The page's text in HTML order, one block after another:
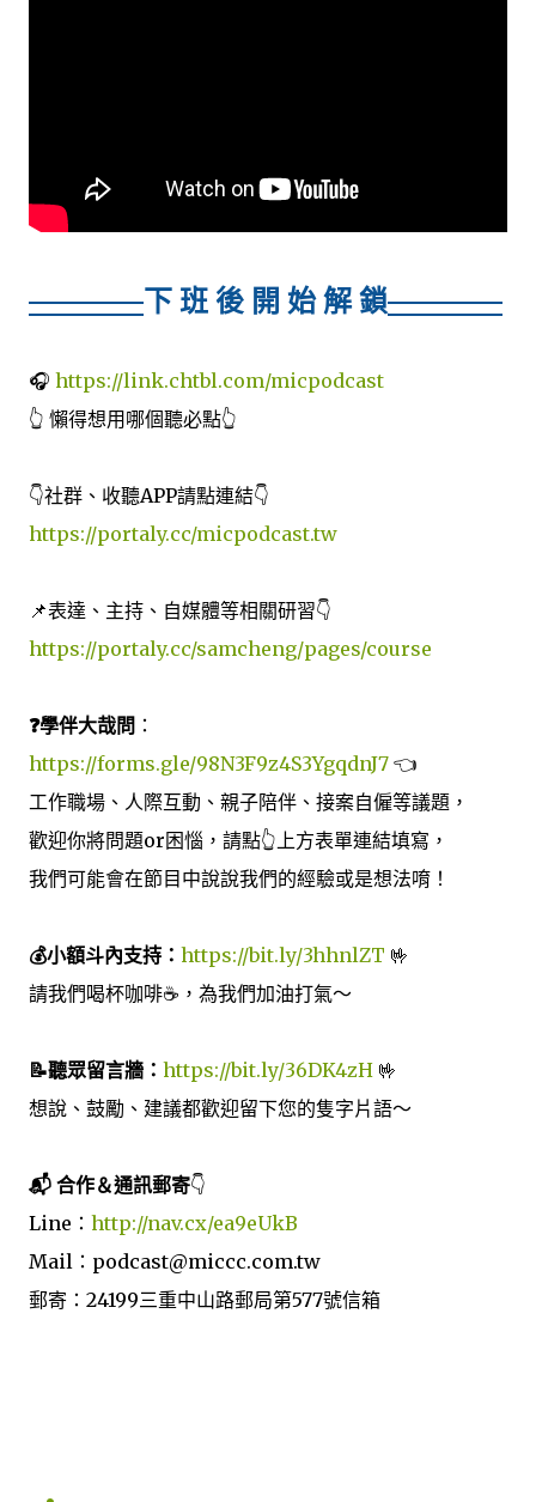
下 班 後 開 始 解 鎖
🎧 https://link.chtbl.com/micpodcast
👆 懶得想用哪個聽必點👆
👇社群、收聽APP請點連結👇
https://portaly.cc/micpodcast.tw
📌表達、主持、自媒體等相關研習👇
https://portaly.cc/samcheng/pages/course
❓學伴大哉問 ：
https://forms.gle/98N3F9z4S3YgqdnJ7 👈
工作職場、人際互動、親子陪伴、接案自僱等議題，
歡迎你將問題or困惱，請點👆上方表單連結填寫，
我們可能會在節目中說說我們的經驗或是想法唷！
💰小額斗內支持： https://bit.ly/3hhnlZT 🤟
請我們喝杯咖啡☕️，為我們加油打氣～
📝聽眾留言牆： https://bit.ly/36DK4zH 🤟
想說、鼓勵、建議都歡迎留下您的隻字片語～
📬 合作＆通訊郵寄👇
Line： http://nav.cx/ea9eUkB
Mail：podcast@miccc.com.tw
郵寄：24199三重中山路郵局第577號信箱